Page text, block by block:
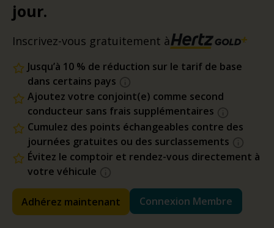
jour.
Inscrivez-vous gratuitement à
Jusqu’à 10 % de réduction sur le tarif de base
dans certains pays
Ajoutez votre conjoint(e) comme second
conducteur sans frais supplémentaires
Cumulez des points échangeables contre des
journées gratuites ou des surclassements
Évitez le comptoir et rendez-vous directement à
votre véhicule
Adhérez maintenant Connexion Membre